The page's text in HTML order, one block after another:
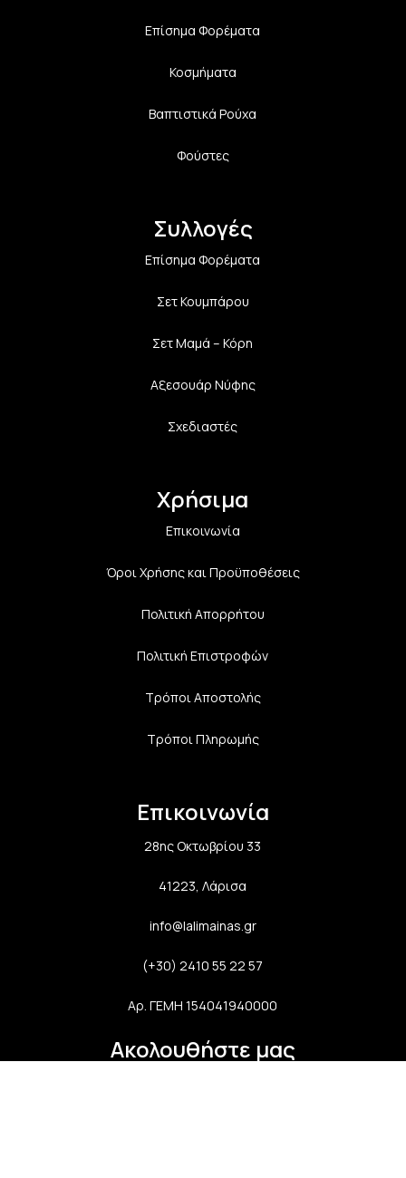
Επίσημα Φορέματα
Κοσμήματα
Βαπτιστικά Ρούχα
Φούστες
Συλλογές
Επίσημα Φορέματα
Σετ Κουμπάρου
Σετ Μαμά – Κόρη
Αξεσουάρ Νύφης
Σχεδιαστές
Χρήσιμα
Επικοινωνία
Όροι Χρήσης και Προϋποθέσεις
Πολιτική Aπορρήτου
Πολιτική Επιστροφών
Τρόποι Αποστολής
Τρόποι Πληρωμής
Επικοινωνία
28ης Οκτωβρίου 33
41223, Λάρισα
info@lalimainas.gr
(+30) 2410 55 22 57
Αρ. ΓΕΜΗ 154041940000
Ακολουθήστε μας